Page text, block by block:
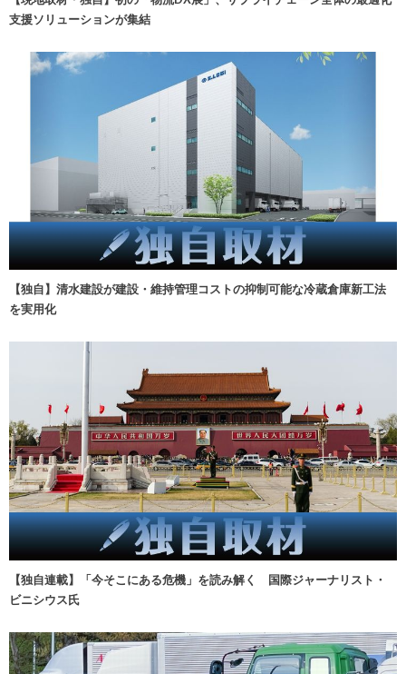
支援ソリューションが集結
【独自】清水建設が建設・維持管理コストの抑制可能な冷蔵倉庫新工法
を実用化
【独自連載】「今そこにある危機」を読み解く 国際ジャーナリスト・
ビニシウス氏